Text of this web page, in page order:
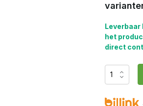
Leverbaar
het
direct